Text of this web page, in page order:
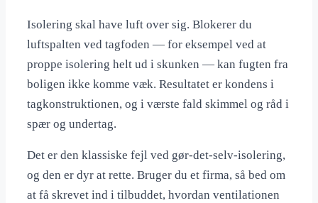
Isolering skal have luft over sig. Blokerer du
luftspalten ved tagfoden — for eksempel ved at
proppe isolering helt ud i skunken — kan fugten fra
boligen ikke komme væk. Resultatet er kondens i
tagkonstruktionen, og i værste fald skimmel og råd i
spær og undertag.
Det er den klassiske fejl ved gør-det-selv-isolering,
og den er dyr at rette. Bruger du et firma, så bed om
at få skrevet ind i tilbuddet, hvordan ventilationen